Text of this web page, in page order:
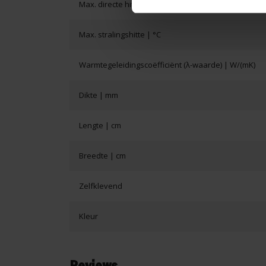
Max. directe hitte | °C
Max. stralingshitte | °C
Warmtegeleidingscoëfficiënt (λ-waarde) | W/(mK)
Dikte | mm
Lengte | cm
Breedte | cm
Zelfklevend
Kleur